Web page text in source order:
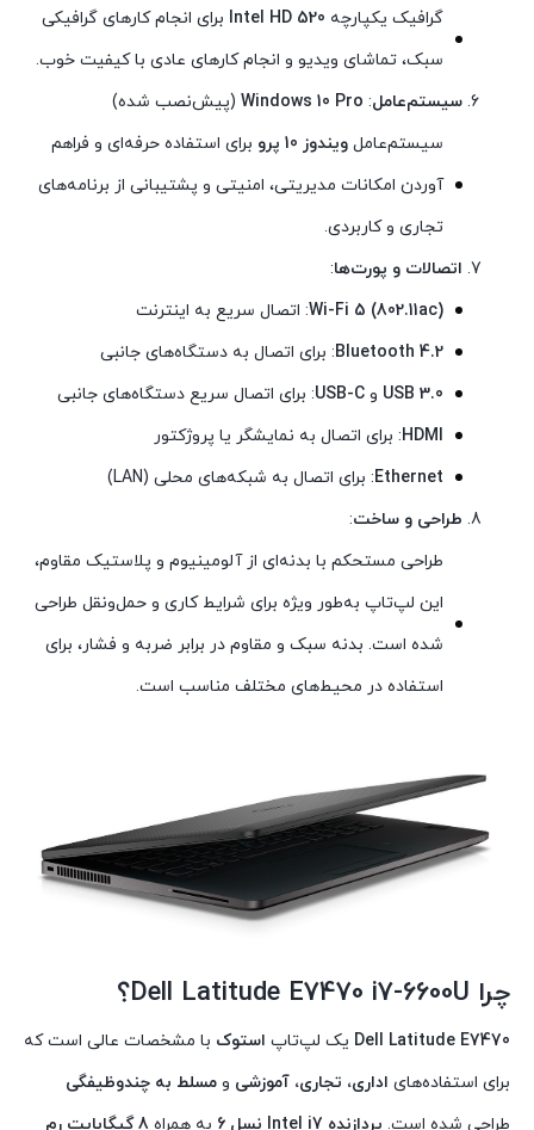
گرافیک یکپارچه Intel HD 520 برای انجام کارهای گرافیکی
سبک، تماشای ویدیو و انجام کارهای عادی با کیفیت خوب.
سیستم‌عامل:
Windows 10 Pro (پیش‌نصب شده)
سیستم‌عامل ویندوز 10 پرو
برای استفاده حرفه‌ای و فراهم
آوردن امکانات مدیریتی، امنیتی و پشتیبانی از برنامه‌های
تجاری و کاربردی.
اتصالات و پورت‌ها:
Wi-Fi 5 (802.11ac): اتصال سریع به اینترنت
Bluetooth 4.2: برای اتصال به دستگاه‌های جانبی
USB 3.0 و USB-C: برای اتصال سریع دستگاه‌های جانبی
HDMI: برای اتصال به نمایشگر یا پروژکتور
Ethernet: برای اتصال به شبکه‌های محلی (LAN)
طراحی و ساخت:
طراحی مستحکم با بدنه‌ای از آلومینیوم و پلاستیک مقاوم،
این لپ‌تاپ به‌طور ویژه برای شرایط کاری و حمل‌ونقل طراحی
شده است. بدنه سبک و مقاوم در برابر ضربه و فشار، برای
استفاده در محیط‌های مختلف مناسب است.
چرا Dell Latitude E7470 i7-6600U؟
Dell Latitude E7470 یک لپ‌تاپ استوک با مشخصات عالی است که
برای استفاده‌های اداری، تجاری، آموزشی و مسلط به چندوظیفگی
طراحی شده است. پردازنده Intel i7 نسل 6 به همراه
8 گیگابایت رم